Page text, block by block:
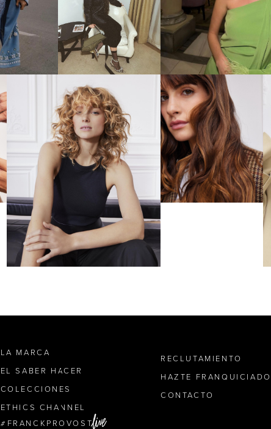
LA MARCA
EL SABER HACER
COLECCIONES
ETHICS CHANNEL
FRANCKPROVOST
RECLUTAMIENTO
HAZTE FRANQUICIADO
CONTACTO